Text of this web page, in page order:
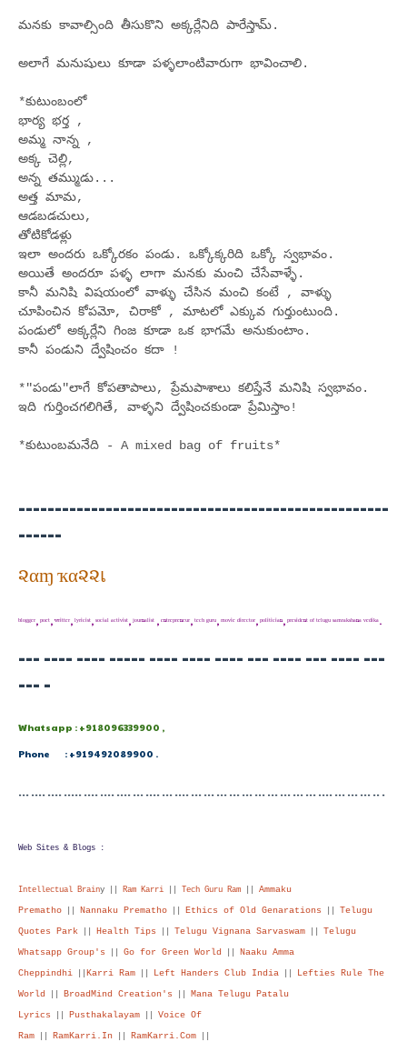
మనకు కావాల్సింది తీసుకొని అక్కర్లేనిది పారేస్తామ్.
అలాగే మనుషులు కూడా పళ్ళలాంటివారుగా భావించాలి.
*కుటుంబంలో
భార్య భర్త ,
అమ్మ నాన్న ,
అక్క చెల్లి,
అన్న తమ్ముడు...
అత్త మామ,
ఆడబడచులు,
తోటికోడళ్లు
ఇలా అందరు ఒక్కోరకం పండు. ఒక్కోక్కరిది ఒక్కో స్వభావం.
అయితే అందరూ పళ్ళ లాగా మనకు మంచి చేసేవాళ్ళే.
కానీ మనిషి విషయంలో వాళ్ళు చేసిన మంచి కంటే , వాళ్ళు
చూపించిన కోపమో, చిరాకో , మాటలో ఎక్కువ గుర్తుంటుంది.
పండులో అక్కర్లేని గింజ కూడా ఒక భాగమే అనుకుంటాం.
కానీ పండుని ద్వేషించం కదా !
*"పండు"లాగే కోపతాపాలు, ప్రేమపాశాలు కలిస్తేనే మనిషి స్వభావం.
ఇది గుర్తించగలిగితే, వాళ్ళని ద్వేషించకుండా ప్రేమిస్తాం!
*కుటుంబమనేది - A mixed bag of fruits*
---------------------------------------------------
------
૨αɱ ҡα૨૨เ
ᵇˡᵒᵍᵍᵉʳ, ᵖᵒᵉᵗ, ʷʳⁱᵗᵗᵉʳ, ˡʸʳⁱᶜⁱˢᵗ, ˢᵒᶜⁱᵃˡ ᵃᶜᵗⁱᵛⁱˢᵗ, ʲᵒᵘʳⁿᵃˡⁱˢᵗ , ᵉⁿᵗʳᵉᵖʳᵉⁿᵉᵘʳ, ᵗᵉᶜʰ ᵍᵘʳᵘ, ᵐᵒᵛⁱᵉ ᵈⁱʳᵉᶜᵗᵒʳ, ᵖᵒˡⁱᵗⁱᶜⁱᵃⁿ, ᵖʳᵉˢⁱᵈᵉⁿᵗ ᵒᶠ ᵗᵉˡᵘᵍᵘ ˢᵃᵐʳᵃᵏˢʰᵃⁿᵃ ᵛᵉᵈⁱᵏᵃ.
--- ---- ---- ----- ---- ---- ---- --- ---- --- ---- ---
--- -
Whatsapp : +918096339900 ,
Phone : +919492089900 .
--- ---- ---- ----- ---- ---- ---- --- ---- --- ---- --- --- --- --- --- --- --- --- --- --- ---- --- --- --- -- -
Web Sites & Blogs :
Intellectual Brainy || Ram Karri Tech Guru Ram Ammaku
Prematho Nannaku Prematho Ethics of Old Genarations Telugu
Quotes Park Health Tips Telugu Vignana Sarvaswam Telugu
Whatsapp Group's Go for Green World Naaku Amma
Cheppindhi Karri Ram Left Handers Club India Lefties Rule The
World BroadMind Creation's Mana Telugu Patalu
Lyrics Pusthakalayam Voice Of
Ram RamKarri.In RamKarri.Com